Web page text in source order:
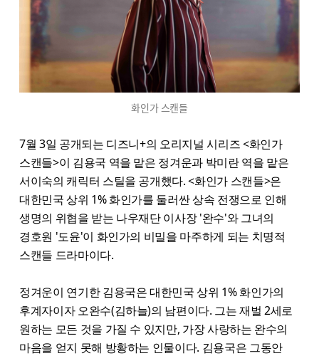
화인가 스캔들
7월 3일 공개되는 디즈니+의 오리지널 시리즈 <화인가
스캔들>이 김용국 역을 맡은 정겨운과 박미란 역을 맡은
서이숙의 캐릭터 스틸을 공개했다. <화인가 스캔들>은
대한민국 상위 1% 화인가를 둘러싼 상속 전쟁으로 인해
생명의 위협을 받는 나우재단 이사장 '완수'와 그녀의
경호원 '도윤'이 화인가의 비밀을 마주하게 되는 치명적
스캔들 드라마이다.
정겨운이 연기한 김용국은 대한민국 상위 1% 화인가의
후계자이자 오완수(김하늘)의 남편이다. 그는 재벌 2세로
원하는 모든 것을 가질 수 있지만, 가장 사랑하는 완수의
마음을 얻지 못해 방황하는 인물이다. 김용국은 그동안